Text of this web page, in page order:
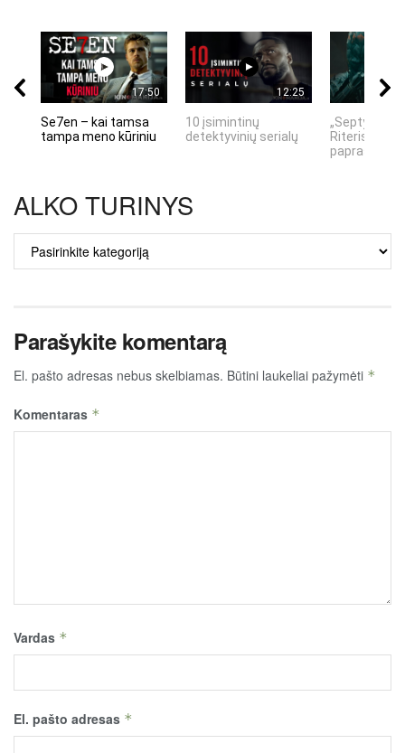
17:50
Se7en – kai tamsa
tampa meno kūriniu
12:25
10 įsimintinų
detektyvinių serialų
„Septynių
Riteris" – kai
ALKO TURINYS
ALKO
TURINYS
Parašykite komentarą
El. pašto adresas nebus skelbiamas. Būtini laukeliai pažymėti *
Komentaras *
Vardas *
El. pašto adresas *